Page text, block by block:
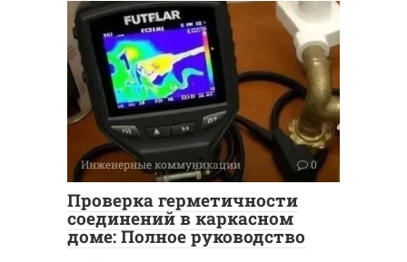
Инженерные коммуникации 0
Проверка герметичности
соединений в каркасном
доме: Полное руководство